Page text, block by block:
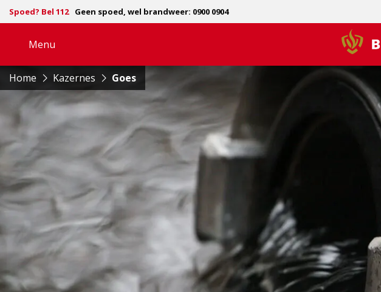
Spoed? Bel 112 Geen spoed, wel brandweer: 0900 0904
Menu
navigatie
Home Kazernes Goes